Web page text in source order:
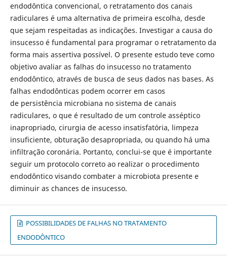
endodôntica convencional, o retratamento dos canais
radiculares é uma alternativa de primeira escolha, desde
que sejam respeitadas as indicações. Investigar a causa do
insucesso é fundamental para programar o retratamento da
forma mais assertiva possível. O presente estudo teve como
objetivo avaliar as falhas do insucesso no tratamento
endodôntico, através de busca de seus dados nas bases. As
falhas endodônticas podem ocorrer em casos
de persistência microbiana no sistema de canais
radiculares, o que é resultado de um controle asséptico
inapropriado, cirurgia de acesso insatisfatória, limpeza
insuficiente, obturação desapropriada, ou quando há uma
infiltração coronária. Portanto, conclui-se que é importante
seguir um protocolo correto ao realizar o procedimento
endodôntico visando combater a microbiota presente e
diminuir as chances de insucesso.
POSSIBILIDADES DE FALHAS NO TRATAMENTO
ENDODÔNTICO